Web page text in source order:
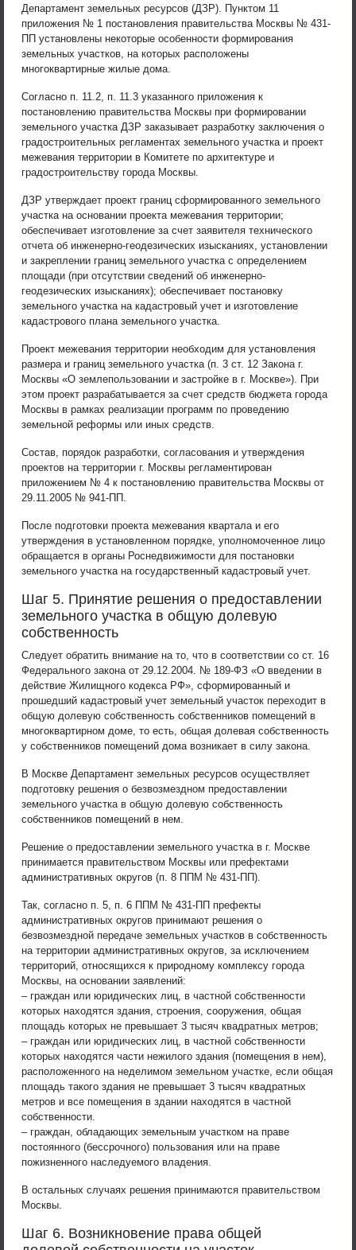
Департамент земельных ресурсов (ДЗР). Пунктом 11
приложения № 1 постановления правительства Москвы № 431-
ПП установлены некоторые особенности формирования
земельных участков, на которых расположены
многоквартирные жилые дома.
Согласно п. 11.2, п. 11.3 указанного приложения к
постановлению правительства Москвы при формировании
земельного участка ДЗР заказывает разработку заключения о
градостроительных регламентах земельного участка и проект
межевания территории в Комитете по архитектуре и
градостроительству города Москвы.
ДЗР утверждает проект границ сформированного земельного
участка на основании проекта межевания территории;
обеспечивает изготовление за счет заявителя технического
отчета об инженерно-геодезических изысканиях, установлении
и закреплении границ земельного участка с определением
площади (при отсутствии сведений об инженерно-
геодезических изысканиях); обеспечивает постановку
земельного участка на кадастровый учет и изготовление
кадастрового плана земельного участка.
Проект межевания территории необходим для установления
размера и границ земельного участка (п. 3 ст. 12 Закона г.
Москвы «О землепользовании и застройке в г. Москве»). При
этом проект разрабатывается за счет средств бюджета города
Москвы в рамках реализации программ по проведению
земельной реформы или иных средств.
Состав, порядок разработки, согласования и утверждения
проектов на территории г. Москвы регламентирован
приложением № 4 к постановлению правительства Москвы от
29.11.2005 № 941-ПП.
После подготовки проекта межевания квартала и его
утверждения в установленном порядке, уполномоченное лицо
обращается в органы Роснедвижимости для постановки
земельного участка на государственный кадастровый учет.
Шаг 5. Принятие решения о предоставлении
земельного участка в общую долевую
собственность
Следует обратить внимание на то, что в соответствии со ст. 16
Федерального закона от 29.12.2004. № 189-ФЗ «О введении в
действие Жилищного кодекса РФ», сформированный и
прошедший кадастровый учет земельный участок переходит в
общую долевую собственность собственников помещений в
многоквартирном доме, то есть, общая долевая собственность
у собственников помещений дома возникает в силу закона.
В Москве Департамент земельных ресурсов осуществляет
подготовку решения о безвозмездном предоставлении
земельного участка в общую долевую собственность
собственников помещений в нем.
Решение о предоставлении земельного участка в г. Москве
принимается правительством Москвы или префектами
административных округов (п. 8 ППМ № 431-ПП).
Так, согласно п. 5, п. 6 ППМ № 431-ПП префекты
административных округов принимают решения о
безвозмездной передаче земельных участков в собственность
на территории административных округов, за исключением
территорий, относящихся к природному комплексу города
Москвы, на основании заявлений:
– граждан или юридических лиц, в частной собственности
которых находятся здания, строения, сооружения, общая
площадь которых не превышает 3 тысяч квадратных метров;
– граждан или юридических лиц, в частной собственности
которых находятся части нежилого здания (помещения в нем),
расположенного на неделимом земельном участке, если общая
площадь такого здания не превышает 3 тысяч квадратных
метров и все помещения в здании находятся в частной
собственности.
– граждан, обладающих земельным участком на праве
постоянного (бессрочного) пользования или на праве
пожизненного наследуемого владения.
В остальных случаях решения принимаются правительством
Москвы.
Шаг 6. Возникновение права общей